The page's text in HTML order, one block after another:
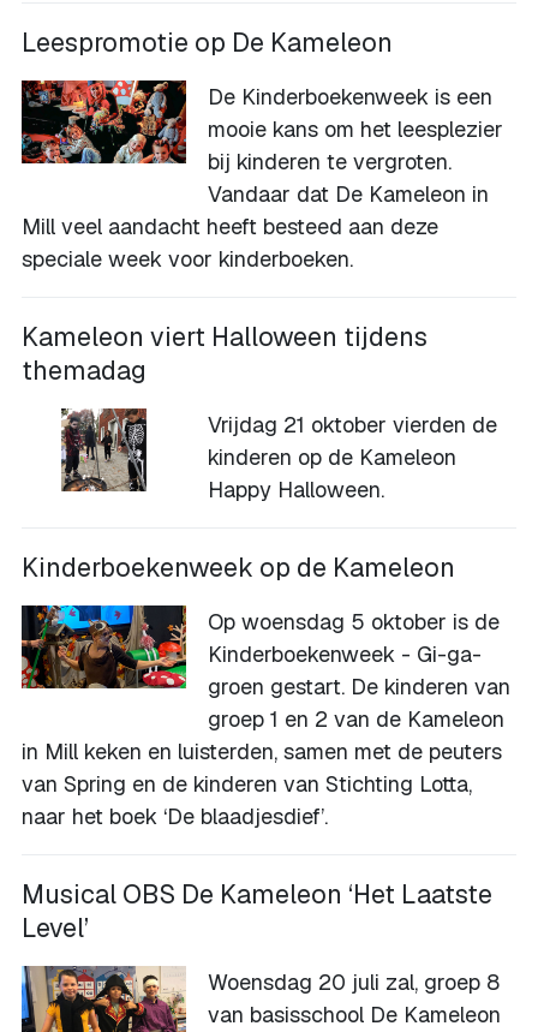
Leespromotie op De Kameleon
De Kinderboekenweek is een
mooie kans om het leesplezier
bij kinderen te vergroten.
Vandaar dat De Kameleon in
Mill veel aandacht heeft besteed aan deze
speciale week voor kinderboeken.
Kameleon viert Halloween tijdens
themadag
Vrijdag 21 oktober vierden de
kinderen op de Kameleon
Happy Halloween.
Kinderboekenweek op de Kameleon
Op woensdag 5 oktober is de
Kinderboekenweek - Gi-ga-
groen gestart. De kinderen van
groep 1 en 2 van de Kameleon
in Mill keken en luisterden, samen met de peuters
van Spring en de kinderen van Stichting Lotta,
naar het boek ‘De blaadjesdief’.
Musical OBS De Kameleon ‘Het Laatste
Level’
Woensdag 20 juli zal, groep 8
van basisschool De Kameleon